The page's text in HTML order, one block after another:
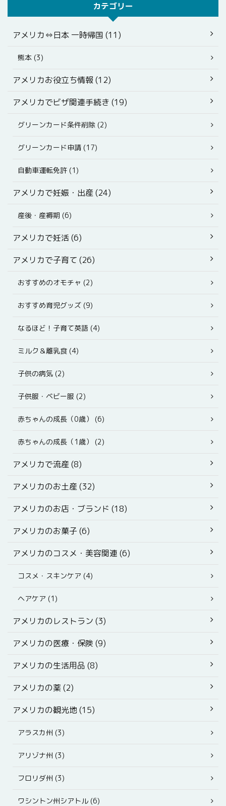
カテゴリー
アメリカ⇔日本 一時帰国 (11)
熊本 (3)
アメリカお役立ち情報 (12)
アメリカでビザ関連手続き (19)
グリーンカード条件削除 (2)
グリーンカード申請 (17)
自動車運転免許 (1)
アメリカで妊娠・出産 (24)
産後・産褥期 (6)
アメリカで妊活 (6)
アメリカで子育て (26)
おすすめのオモチャ (2)
おすすめ育児グッズ (9)
なるほど！子育て英語 (4)
ミルク＆離乳食 (4)
子供の病気 (2)
子供服・ベビー服 (2)
赤ちゃんの成長（0歳） (6)
赤ちゃんの成長（1歳） (2)
アメリカで流産 (8)
アメリカのお土産 (32)
アメリカのお店・ブランド (18)
アメリカのお菓子 (6)
アメリカのコスメ・美容関連 (6)
コスメ・スキンケア (4)
ヘアケア (1)
アメリカのレストラン (3)
アメリカの医療・保険 (9)
アメリカの生活用品 (8)
アメリカの薬 (2)
アメリカの観光地 (15)
アラスカ州 (3)
アリゾナ州 (3)
フロリダ州 (3)
ワシントン州シアトル (6)